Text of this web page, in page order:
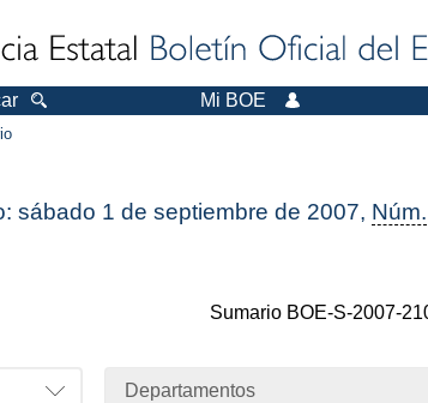
Mi BOE
sábado 1 de septiembre de 2007, Núm.
Sumario BOE-S-2007-
Departamentos